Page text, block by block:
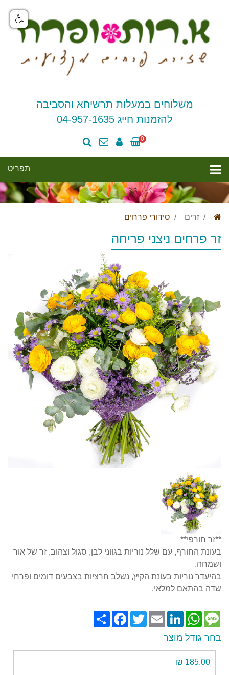
משלוחים במעלות תרשיחא והסביבה
להזמנות חייג 04-957-1635
0
זרים סידורי פרחים
זר פרחים ניצני פריחה
**זר חורפי**
בעונת החורף, עם שלל נוריות בגווני לבן, סגול וצהוב, זר של אור
ושמחה.
בהיעדר נוריות בעונת הקיץ, נשלב חרציות בצבעים דומים ופרחי
שדה בהתאם למלאי.
Share
FacebookTwitterEmail
LinkedIn
WhatsAppMessage
בחר גודל מוצר
185.00 ₪